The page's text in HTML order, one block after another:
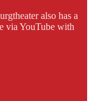
also has a
via YouTube with